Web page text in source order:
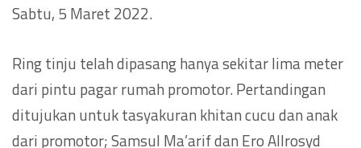
Sabtu, 5 Maret 2022.
Ring tinju telah dipasang hanya sekitar lima meter
dari pintu pagar rumah promotor. Pertandingan
ditujukan untuk tasyakuran khitan cucu dan anak
dari promotor; Samsul Ma’arif dan Ero Allrosyd